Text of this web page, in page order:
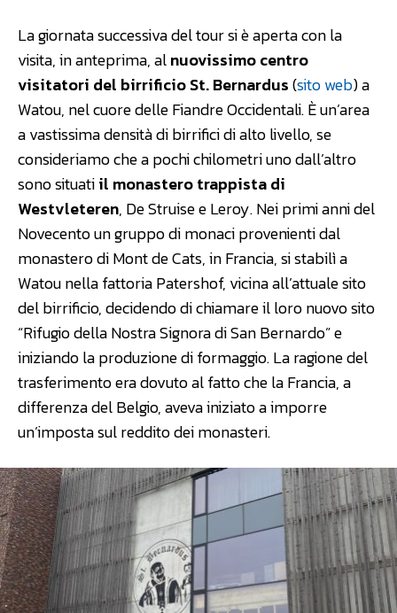
La giornata successiva del tour si è aperta con la
visita, in anteprima, alnuovissimo centro
visitatori del birrificio St. Bernardus(sito web) a
Watou, nel cuore delle Fiandre Occidentali. È un’area
a vastissima densità di birrifici di alto livello, se
consideriamo che a pochi chilometri uno dall’altro
sono situatiil monastero trappista di
Westvleteren, De Struise e Leroy. Nei primi anni del
Novecento un gruppo di monaci provenienti dal
monastero di Mont de Cats, in Francia, si stabilì a
Watou nella fattoria Patershof, vicina all’attuale sito
del birrificio, decidendo di chiamare il loro nuovo sito
“Rifugio della Nostra Signora di San Bernardo” e
iniziando la produzione di formaggio. La ragione del
trasferimento era dovuto al fatto che la Francia, a
differenza del Belgio, aveva iniziato a imporre
un’imposta sul reddito dei monasteri.